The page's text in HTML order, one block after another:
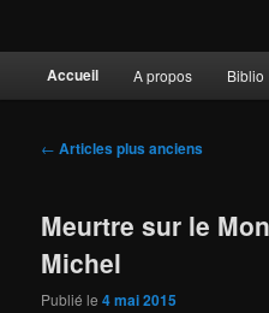
Accueil A propos Biblio
Navigation
← Articles plus anciens
Meurtre sur le
Michel
Publié le4 mai 2015